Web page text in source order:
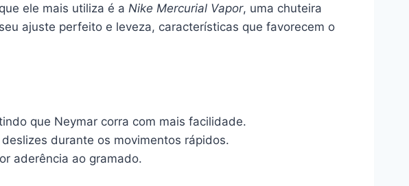
ele mais utiliza é a Nike Mercurial Vapor, uma chuteira
ajuste perfeito e leveza, características que favorecem o
que Neymar corra com mais facilidade.
durante os movimentos rápidos.
aderência ao gramado.